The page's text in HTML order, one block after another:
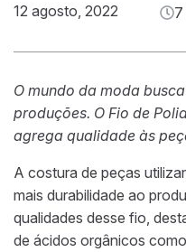
12 agosto, 2022
O mundo da moda
produções. O Fio de
agrega qualidade às
A costura de peças
mais durabilidade ao
qualidades desse fio,
de ácidos orgânicos